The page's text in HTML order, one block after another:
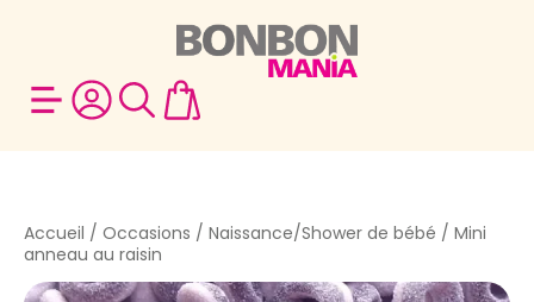
Accueil / Occasions / Naissance/Shower de bébé / Mini
anneau au raisin